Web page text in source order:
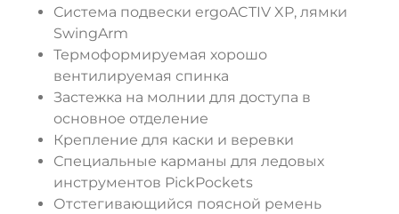
Система подвески ergoACTIV XP, лямки
SwingArm
Термоформируемая хорошо
вентилируемая спинка
Застежка на молнии для доступа в
основное отделение
Крепление для каски и веревки
Специальные карманы для ледовых
инструментов PickPockets
Отстегивающийся поясной ремень